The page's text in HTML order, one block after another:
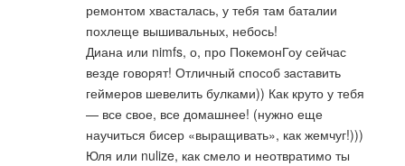
ремонтом хвасталась, у тебя там баталии
похлеще вышивальных, небось!
Диана или nimfs, о, про ПокемонГоу сейчас
везде говорят! Отличный способ заставить
геймеров шевелить булками)) Как круто у тебя
— все свое, все домашнее! (нужно еще
научиться бисер «выращивать», как жемчуг!)))
Юля или nulize, как смело и неотвратимо ты